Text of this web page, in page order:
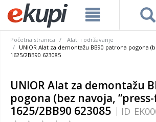
Početna stranica
Alati i održavanje
UNIOR Alat za demontažu BB90 patrona pogona
1625/2BB90 623085
UNIOR Alat za demontažu
pogona (bez navoja,
1625/2BB90 623085
ID